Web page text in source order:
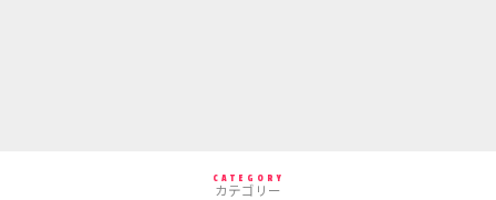
CATEGORY
カテゴリー